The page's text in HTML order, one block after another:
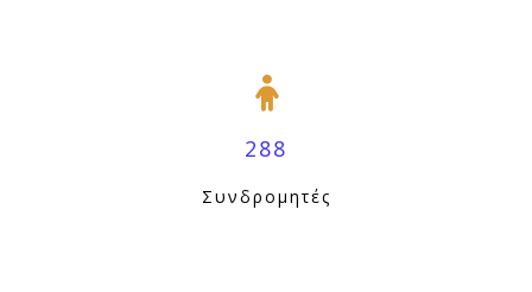
288
Συνδρομητές